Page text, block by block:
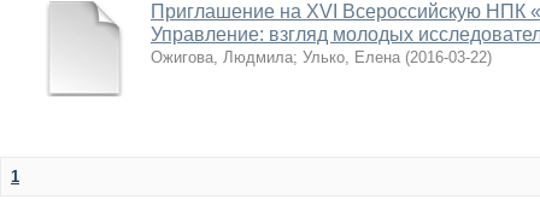
Приглашение на XVI Всероссийскую НПК
Управление: взгляд молодых
Ожигова, Людмила; Улько, Елена (2016-03-22)
1